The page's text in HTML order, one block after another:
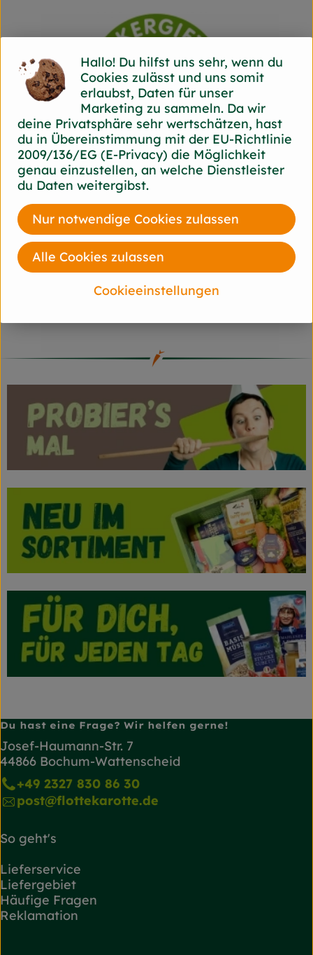
Zum aktuellen Wochenangebot
Angebotsartikel KW 22 - VOM 27.05. -
Du hast eine Frage? Wir helfen gerne!
Josef-Haumann-Str. 7
44866 Bochum-Wattenscheid
+49 2327 830 86 30
post@flottekarotte.de
So geht's
Lieferservice
Liefergebiet
Häufige Fragen
Reklamation
Hallo! Du hilfst uns sehr, wenn du
Cookies zulässt und uns somit
erlaubst, Daten für unser
Marketing zu sammeln. Da wir
deine Privatsphäre sehr wertschätzen, hast
du in Übereinstimmung mit der EU-Richtlinie
2009/136/EG (E-Privacy) die Möglichkeit
genau einzustellen, an welche Dienstleister
du Daten weitergibst.
Cookieeinstellungen
Nur notwendige Cookies zulassen
Alle Cookies zulassen